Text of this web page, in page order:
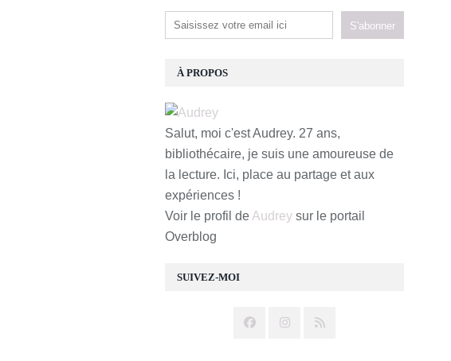
SUIVEZ-MOI
À PROPOS
Salut, moi c'est Audrey. 27 ans,
bibliothécaire, je suis une amoureuse de
la lecture. Ici, place au partage et aux
expériences !
Voir le profil de Audrey sur le portail
Overblog